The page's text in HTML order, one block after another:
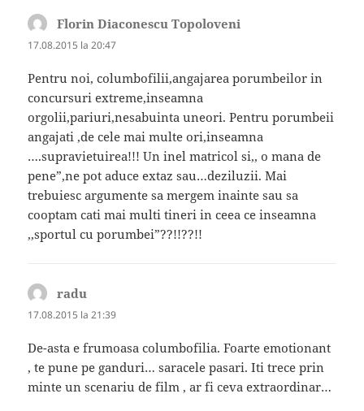
Florin Diaconescu Topoloveni
17.08.2015 la 20:47
Pentru noi, columbofilii,angajarea porumbeilor in
concursuri extreme,inseamna
orgolii,pariuri,nesabuinta uneori. Pentru porumbeii
angajati ,de cele mai multe ori,inseamna
….supravietuirea!!! Un inel matricol si,, o mana de
pene”,ne pot aduce extaz sau…deziluzii. Mai
trebuiesc argumente sa mergem inainte sau sa
cooptam cati mai multi tineri in ceea ce inseamna
,,sportul cu porumbei”??!!??!!
radu
17.08.2015 la 21:39
De-asta e frumoasa columbofilia. Foarte emotionant
, te pune pe ganduri… saracele pasari. Iti trece prin
minte un scenariu de film , ar fi ceva extraordinar…